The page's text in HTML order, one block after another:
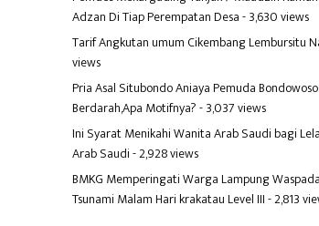
Adzan Di Tiap Perempatan Desa- 3,630 views
Tarif Angkutan umum Cikembang Lembursitu
views
Pria Asal Situbondo Aniaya Pemuda
Berdarah,Apa Motifnya?- 3,037 views
Ini Syarat Menikahi Wanita Arab Saudi bagi
Arab Saudi- 2,928 views
BMKG Memperingati Warga Lampung
Tsunami Malam Hari krakatau Level III- 2,813